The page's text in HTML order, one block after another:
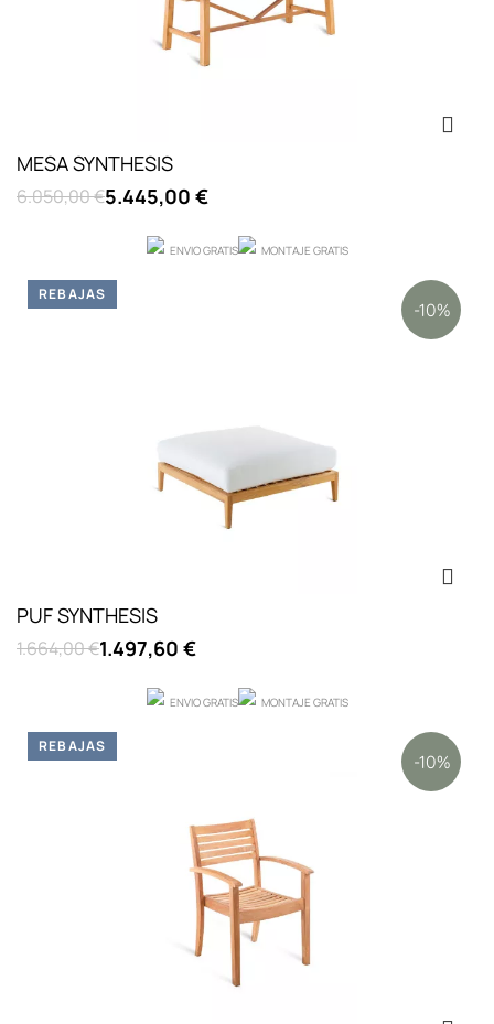
MESA SYNTHESIS
6.050,00 €5.445,00 €
ENVIO GRATIS MONTAJE GRATIS
PUF SYNTHESIS
1.664,00 €1.497,60 €
ENVIO GRATIS MONTAJE GRATIS
-10%
REBAJAS
-10%
REBAJAS